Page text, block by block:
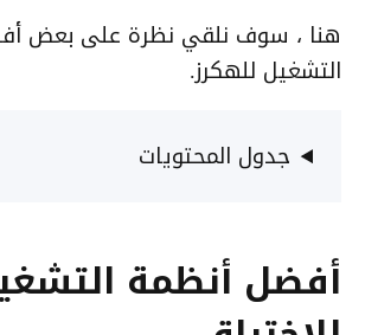
هنا ، سوف نلقي نظرة على بعض
التشغيل للهكرز.
جدول المحتويات
أفضل أنظمة